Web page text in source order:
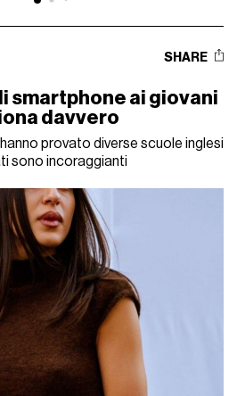
SHARE
smartphone ai giovani
davvero
provato diverse scuole inglesi
sono incoraggianti